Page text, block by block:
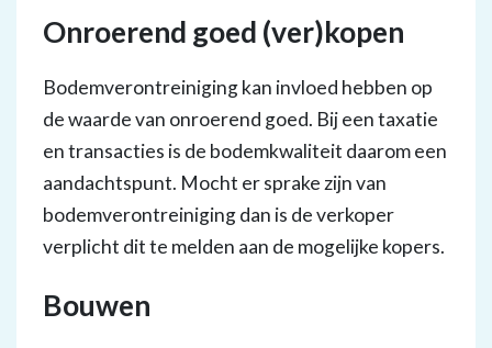
Onroerend goed (ver)kopen
Bodemverontreiniging kan invloed hebben op
de waarde van onroerend goed. Bij een taxatie
en transacties is de bodemkwaliteit daarom een
aandachtspunt. Mocht er sprake zijn van
bodemverontreiniging dan is de verkoper
verplicht dit te melden aan de mogelijke kopers.
Bouwen